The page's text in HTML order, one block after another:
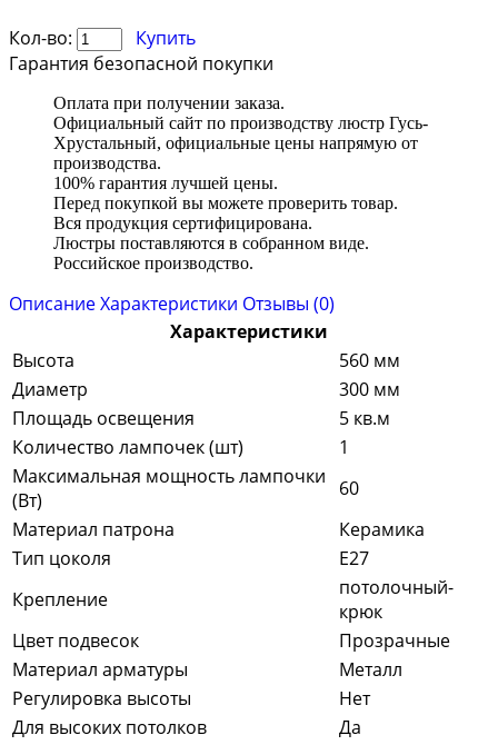
Кол-во:
Купить
Гарантия безопасной покупки
Оплата при получении заказа.
Официальный сайт по производству люстр Гусь-
Хрустальный, официальные цены напрямую от
производства.
100% гарантия лучшей цены.
Перед покупкой вы можете проверить товар.
Вся продукция сертифицирована.
Люстры поставляются в собранном виде.
Российское производство.
ОписаниеХарактеристики Отзывы (0)
Характеристики
Высота
560 мм
Диаметр
300 мм
Площадь освещения
5 кв.м
Количество лампочек (шт)
1
Максимальная мощность лампочки
(Вт)
60
Материал патрона
Керамика
Тип цоколя
E27
Крепление
потолочный-
крюк
Цвет подвесок
Прозрачные
Материал арматуры
Металл
Регулировка высоты
Нет
Для высоких потолков
Да